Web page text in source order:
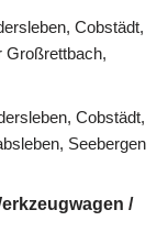
Cobstädt,
Großrettbach,
Cobstädt,
Seebergen
/